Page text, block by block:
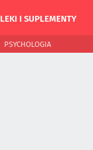
LEKI I SUPLEMENTY
PSYCHOLOGIA